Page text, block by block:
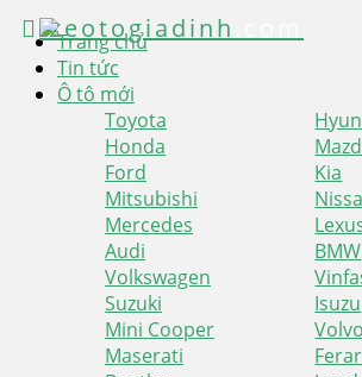
Trang chủ
Tin tức
Ô tô mới
Toyota
Honda
Ford
Kia
Mitsubishi
Mercedes
Audi
BMW
Volkswagen
Suzuki
Isuzu
Mini Cooper
Volvo
Maserati
xeotogiadinh